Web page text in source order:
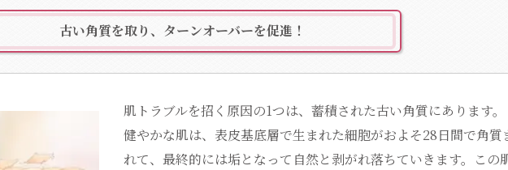
古い角質を取り、ターンオーバーを促進！
肌トラブルを招く原因の1つは、蓄積された古い角質にあります。
健やかな肌は、表皮基底層で生まれた細胞がおよそ28日間で角質
れて、最終的には垢となって自然と剥がれ落ちていきます。この